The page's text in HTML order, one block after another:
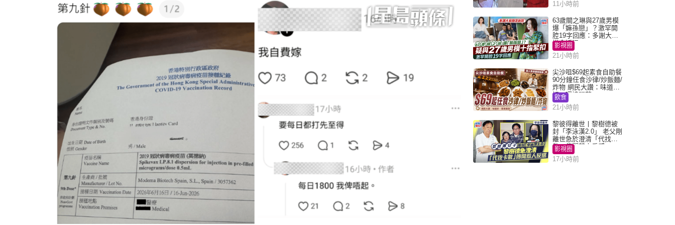
11小時前
63歲關之琳與27歲男模
爆「嫲孫戀」？激罕開
腔19字回應：多謝大家
掛念近況
影視圈
21小時前
尖沙咀$69起素食自助餐
90分鐘任食沙律/炒飯麵/
炸物 網民大讚：味道
好，環境闊落
飲食
21小時前
黎彼得離世丨黎樹德被
封「李泳漢2.0」 老父剛
離世急於澄清「代找卡
數」傳聞惹人反感
影視圈
17小時前